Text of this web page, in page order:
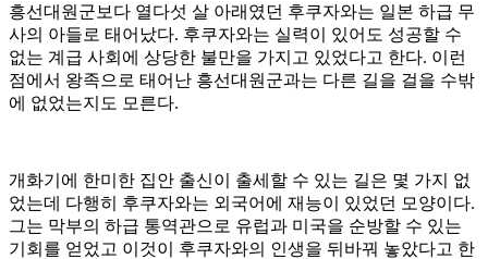
흥선대원군보다 열다섯 살 아래였던 후쿠자와는 일본 하급 무
사의 아들로 태어났다. 후쿠자와는 실력이 있어도 성공할 수
없는 계급 사회에 상당한 불만을 가지고 있었다고 한다. 이런
점에서 왕족으로 태어난 흥선대원군과는 다른 길을 걸을 수밖
에 없었는지도 모른다.
개화기에 한미한 집안 출신이 출세할 수 있는 길은 몇 가지 없
었는데 다행히 후쿠자와는 외국어에 재능이 있었던 모양이다.
그는 막부의 하급 통역관으로 유럽과 미국을 순방할 수 있는
기회를 얻었고 이것이 후쿠자와의 인생을 뒤바꿔 놓았다고 한